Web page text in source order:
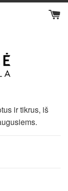
ir tikrus, iš